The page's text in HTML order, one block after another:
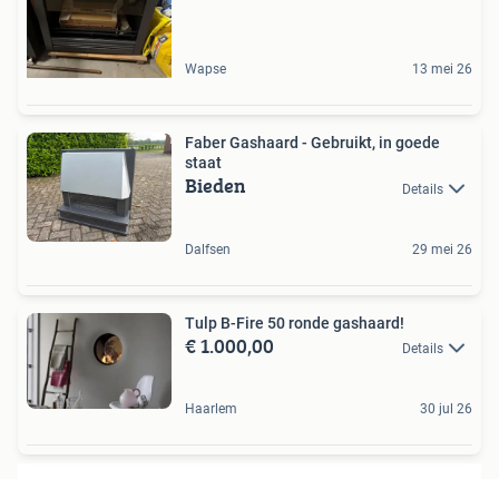
Wapse 13 mei 26
Faber Gashaard - Gebruikt, in goede
staat
Bieden Details
Dalfsen 29 mei 26
Tulp B-Fire 50 ronde gashaard!
€ 1.000,00 Details
Haarlem 30 jul 26